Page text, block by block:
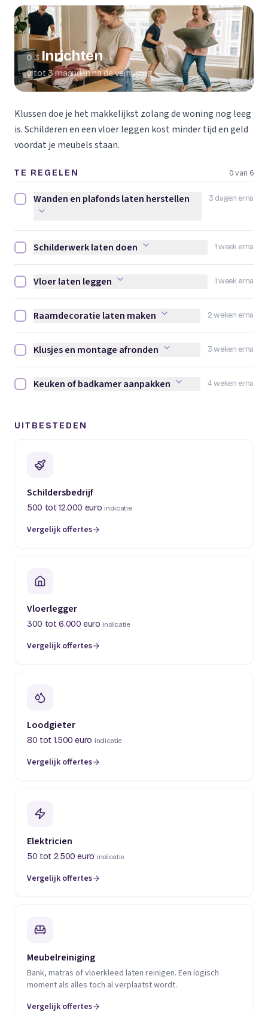
03 Inrichten
0 tot 3 maanden na de verhuizing
Klussen doe je het makkelijkst zolang de woning nog leeg
is. Schilderen en een vloer leggen kost minder tijd en geld
voordat je meubels staan.
TE REGELEN 0 van 6
3 dagen erna
Wanden en plafonds laten herstellen afvinken
Wanden en plafonds laten herstellen
1 week erna
Schilderwerk laten doen afvinken
Schilderwerk laten doen
1 week erna
Vloer laten leggen afvinken
Vloer laten leggen
2 weken erna
Raamdecoratie laten maken afvinken
Raamdecoratie laten maken
3 weken erna
Klusjes en montage afronden afvinken
Klusjes en montage afronden
4 weken erna
Keuken of badkamer aanpakken afvinken
Keuken of badkamer aanpakken
UITBESTEDEN
Schildersbedrijf
500 tot 12.000 euro indicatie
Vergelijk offertes
(opent in een nieuw tabblad)
Vloerlegger
300 tot 6.000 euro indicatie
Vergelijk offertes
(opent in een nieuw tabblad)
Loodgieter
80 tot 1.500 euro indicatie
Vergelijk offertes
(opent in een nieuw tabblad)
Elektricien
50 tot 2.500 euro indicatie
Vergelijk offertes
(opent in een nieuw tabblad)
Meubelreiniging
Bank, matras of vloerkleed laten reinigen. Een logisch
moment als alles toch al verplaatst wordt.
Vergelijk offertes